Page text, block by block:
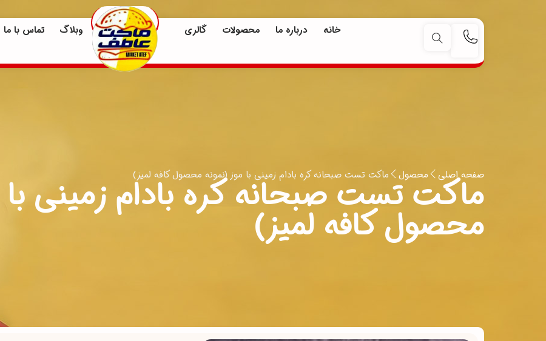
جستجو خانه درباره ما محصولات گالری وبلاگ تماس با ما
صفحه اصلی محصول ماکت تست صبحانه کره بادام زمینی با موز (نمونه محصول کافه لمیز)
ماکت تست صبحانه کره بادام زمینی با
محصول کافه لمیز)